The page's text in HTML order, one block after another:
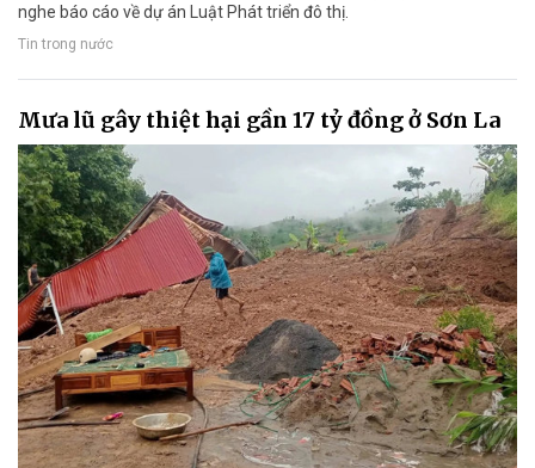
nghe báo cáo về dự án Luật Phát triển đô thị.
Tin trong nước
Mưa lũ gây thiệt hại gần 17 tỷ đồng ở Sơn La